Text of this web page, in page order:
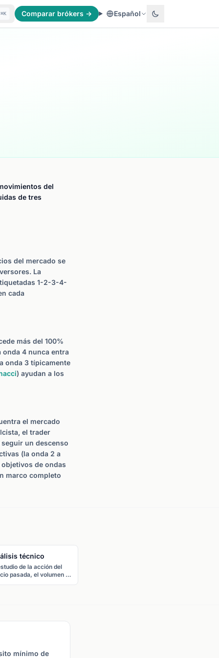
⌘K Comparar brókers → Español
del
de tres
del mercado se
La
1-2-3-4-
cada
más del 100%
onda 4 nunca entra
onda 3 típicamente
) ayudan a los
el mercado
el trader
un descenso
(la onda 2 a
de ondas
marco completo
técnico
de la acción del
pasada, el volumen y
disponible.
mínimo de